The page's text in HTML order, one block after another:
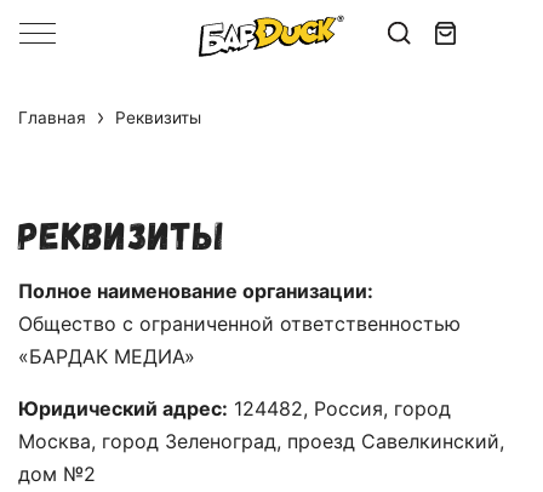
Главная Реквизиты
Реквизиты
Полное наименование организации:
Общество с ограниченной ответственностью
«БАРДАК МЕДИА»
Юридический адрес: 124482, Россия, город
Москва, город Зеленоград, проезд Савелкинский,
дом №2